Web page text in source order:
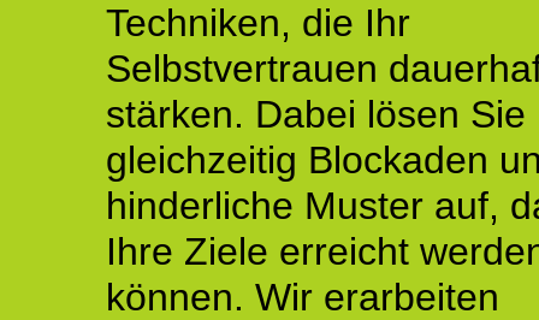
Techniken, die Ihr
Selbstvertrauen
stärken. Dabei lösen Sie
gleichzeitig Blockaden
hinderliche Muster auf,
Ihre Ziele erreicht
können. Wir erarbeiten